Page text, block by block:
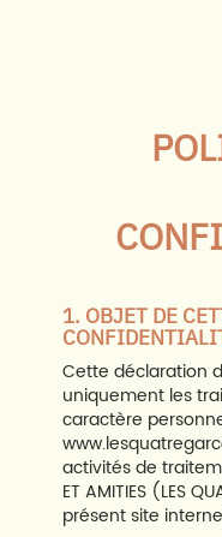
1. OBJET DE
Cette déclaration
uniquement les
caractère
activités de
ET AMITIES (LES
présent site